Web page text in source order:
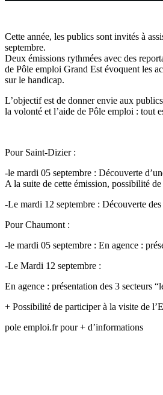
Cette année, les publics sont invités à
septembre.
Deux émissions rythmées avec des
de Pôle emploi Grand Est évoquent les
sur le handicap.
L’objectif est de donner envie aux
la volonté et l’aide de Pôle emploi : tout
Pour Saint-Dizier :
-le mardi 05 septembre : Découverte
A la suite de cette émission, possibilité
-Le mardi 12 septembre : Découverte
Pour Chaumont :
-le mardi 05 septembre : En agence :
-Le Mardi 12 septembre :
En agence : présentation des 3 secteurs
+ Possibilité de participer à la visite de
pole emploi.fr pour + d’informations